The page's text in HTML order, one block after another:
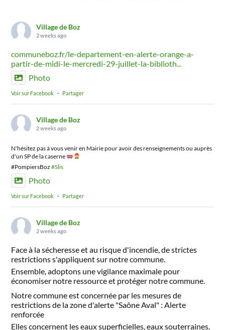
Village de Boz
2 weeks ago
communeboz.fr/le-departement-en-alerte-orange-a-
partir-de-midi-le-mercredi-29-juillet-la-biblioth...
Photo
Voir sur Facebook · Partager
Village de Boz
2 weeks ago
N'hésitez pas à vous venir en Mairie pour avoir des renseignements ou auprès
d'un SP de la caserne
#PompiersBoz#Slis
Photo
Voir sur Facebook · Partager
Village de Boz
2 weeks ago
Face à la sécheresse et au risque d'incendie, de strictes
restrictions s'appliquent sur notre commune.
Ensemble, adoptons une vigilance maximale pour
économiser notre ressource et protéger notre commune.
Notre commune est concernée par les mesures de
restrictions de la zone d'alerte "Saône Aval" : Alerte
renforcée
Elles concernent les eaux superficielles, eaux souterraines,